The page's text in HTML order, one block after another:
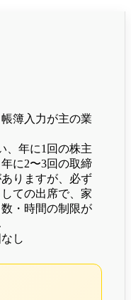
簿入力が主の業
、年に1回の株主
に2〜3回の取締
りますが、必ず
ての出席で、家
・時間の制限が
し